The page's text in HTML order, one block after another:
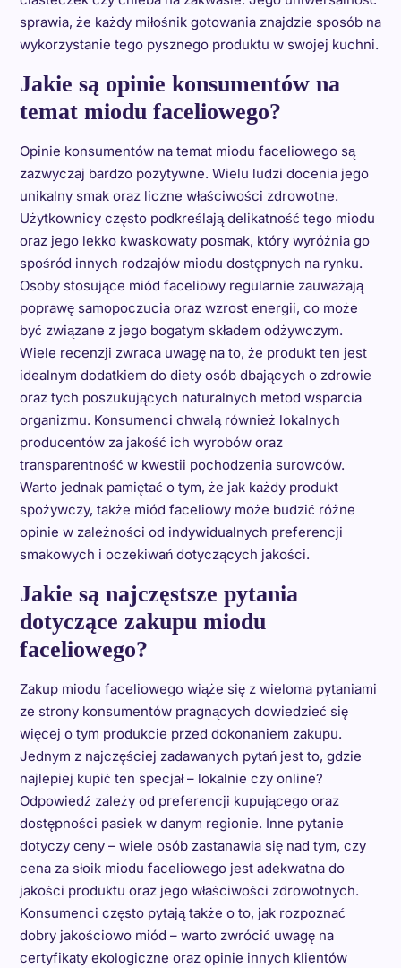
sprawia, że każdy miłośnik gotowania znajdzie sposób na
wykorzystanie tego pysznego produktu w swojej kuchni.
Jakie są opinie konsumentów na
temat miodu faceliowego?
Opinie konsumentów na temat miodu faceliowego są
zazwyczaj bardzo pozytywne. Wielu ludzi docenia jego
unikalny smak oraz liczne właściwości zdrowotne.
Użytkownicy często podkreślają delikatność tego miodu
oraz jego lekko kwaskowaty posmak, który wyróżnia go
spośród innych rodzajów miodu dostępnych na rynku.
Osoby stosujące miód faceliowy regularnie zauważają
poprawę samopoczucia oraz wzrost energii, co może
być związane z jego bogatym składem odżywczym.
Wiele recenzji zwraca uwagę na to, że produkt ten jest
idealnym dodatkiem do diety osób dbających o zdrowie
oraz tych poszukujących naturalnych metod wsparcia
organizmu. Konsumenci chwalą również lokalnych
producentów za jakość ich wyrobów oraz
transparentność w kwestii pochodzenia surowców.
Warto jednak pamiętać o tym, że jak każdy produkt
spożywczy, także miód faceliowy może budzić różne
opinie w zależności od indywidualnych preferencji
smakowych i oczekiwań dotyczących jakości.
Jakie są najczęstsze pytania
dotyczące zakupu miodu
faceliowego?
Zakup miodu faceliowego wiąże się z wieloma pytaniami
ze strony konsumentów pragnących dowiedzieć się
więcej o tym produkcie przed dokonaniem zakupu.
Jednym z najczęściej zadawanych pytań jest to, gdzie
najlepiej kupić ten specjał – lokalnie czy online?
Odpowiedź zależy od preferencji kupującego oraz
dostępności pasiek w danym regionie. Inne pytanie
dotyczy ceny – wiele osób zastanawia się nad tym, czy
cena za słoik miodu faceliowego jest adekwatna do
jakości produktu oraz jego właściwości zdrowotnych.
Konsumenci często pytają także o to, jak rozpoznać
dobry jakościowo miód – warto zwrócić uwagę na
certyfikaty ekologiczne oraz opinie innych klientów